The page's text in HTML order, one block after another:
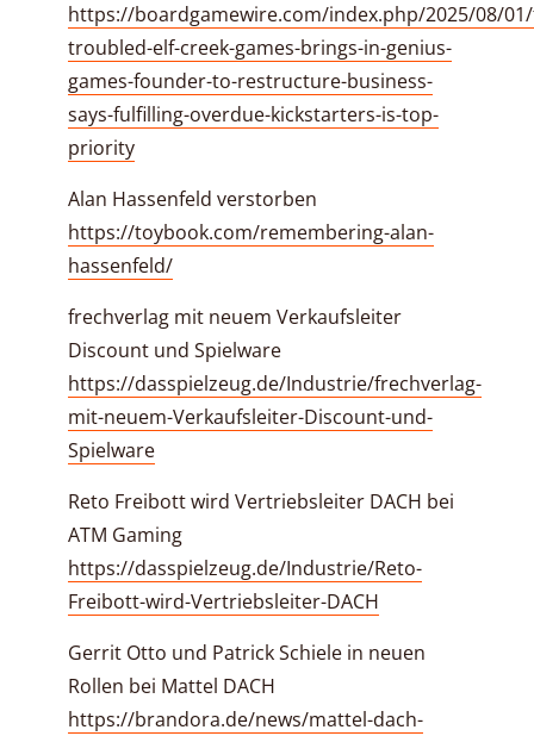
https://boardgamewire.com/index.php/2025/08/
troubled-elf-creek-games-brings-in-genius-
games-founder-to-restructure-business-
says-fulfilling-overdue-kickstarters-is-top-
priority
Alan Hassenfeld verstorben
https://toybook.com/remembering-alan-
hassenfeld/
frechverlag mit neuem Verkaufsleiter
Discount und Spielware
https://dasspielzeug.de/Industrie/frechverlag-
mit-neuem-Verkaufsleiter-Discount-und-
Spielware
Reto Freibott wird Vertriebsleiter DACH bei
ATM Gaming
https://dasspielzeug.de/Industrie/Reto-
Freibott-wird-Vertriebsleiter-DACH
Gerrit Otto und Patrick Schiele in neuen
Rollen bei Mattel DACH
https://brandora.de/news/mattel-dach-